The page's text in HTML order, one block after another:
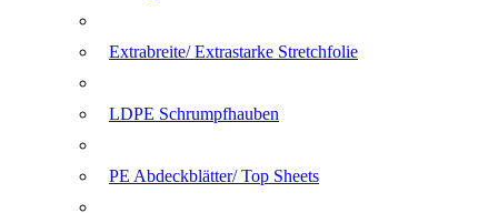
Extrabreite/ Extrastarke Stretchfolie
LDPE Schrumpfhauben
PE Abdeckblätter/ Top Sheets